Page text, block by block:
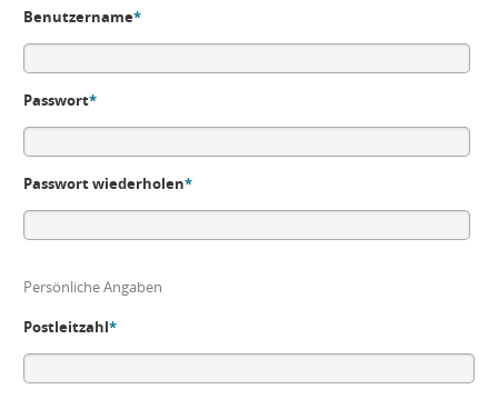
Benutzername*
Passwort*
Passwort wiederholen*
Persönliche Angaben
Postleitzahl*